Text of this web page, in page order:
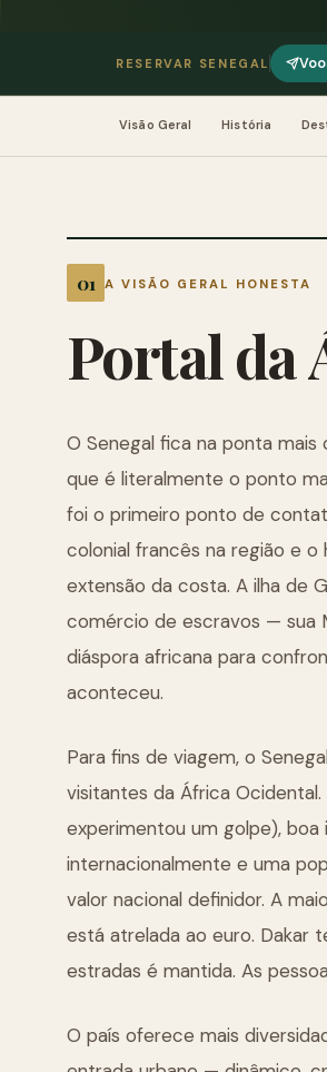
RESERVAR SENEGAL
Visão Geral História
A VISÃO GERAL HONESTA
Portalda
O Senegal fica na ponta
que é literalmente o ponto
foi o primeiro ponto de
colonial francês na região e
extensão da costa. A ilha de
comércio de escravos — sua
diáspora africana para
aconteceu.
Para fins de viagem, o
visitantes da África
experimentou um golpe),
internacionalmente e uma
valor nacional definidor. A
está atrelada ao euro. Dakar
estradas é mantida. As
O país oferece mais